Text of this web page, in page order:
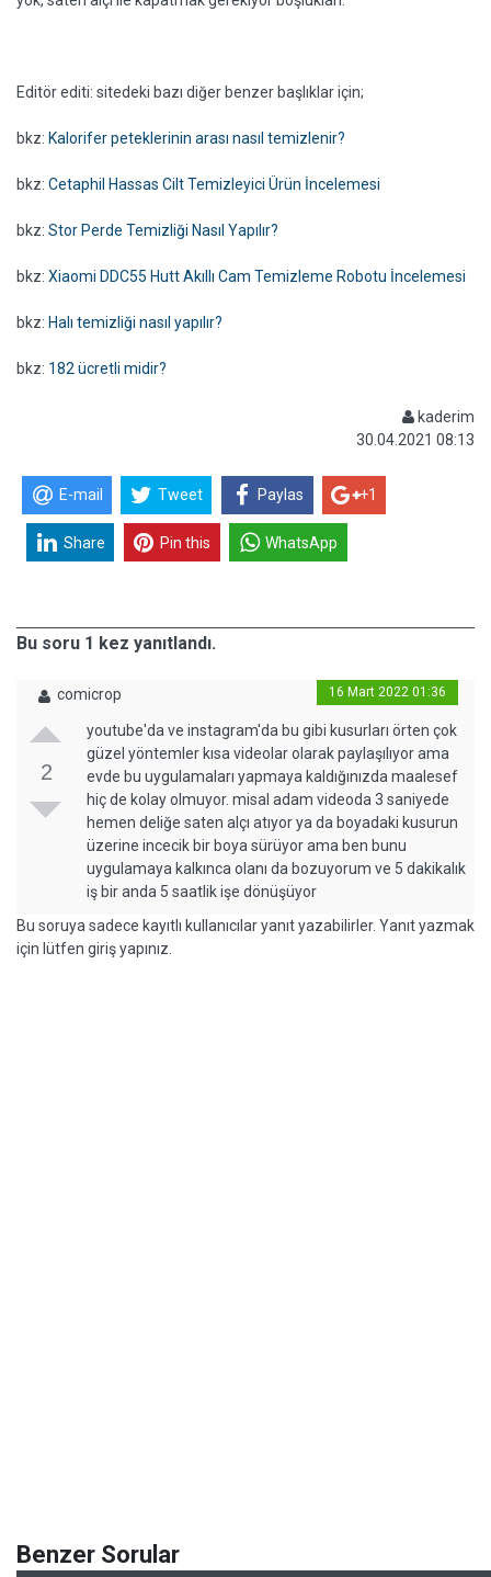
Editör editi: sitedeki bazı diğer benzer başlıklar için;
bkz: Kalorifer peteklerinin arası nasıl temizlenir?
bkz: Cetaphil Hassas Cilt Temizleyici Ürün İncelemesi
bkz: Stor Perde Temizliği Nasıl Yapılır?
bkz: Xiaomi DDC55 Hutt Akıllı Cam Temizleme Robotu İncelemesi
bkz: Halı temizliği nasıl yapılır?
bkz: 182 ücretli midir?
kaderim
30.04.2021 08:13
E-mail Tweet Paylas +1
Share Pin this WhatsApp
Bu soru 1 kez yanıtlandı.
comicrop 16 Mart 2022 01:36
2
youtube'da ve instagram'da bu gibi kusurları örten çok
güzel yöntemler kısa videolar olarak paylaşılıyor ama
evde bu uygulamaları yapmaya kaldığınızda maalesef
hiç de kolay olmuyor. misal adam videoda 3 saniyede
hemen deliğe saten alçı atıyor ya da boyadaki kusurun
üzerine incecik bir boya sürüyor ama ben bunu
uygulamaya kalkınca olanı da bozuyorum ve 5 dakikalık
iş bir anda 5 saatlik işe dönüşüyor
Bu soruya sadece kayıtlı kullanıcılar yanıt yazabilirler. Yanıt yazmak
için lütfen giriş yapınız.
Benzer Sorular